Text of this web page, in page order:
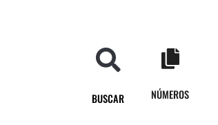
BUSCAR NÚMEROS